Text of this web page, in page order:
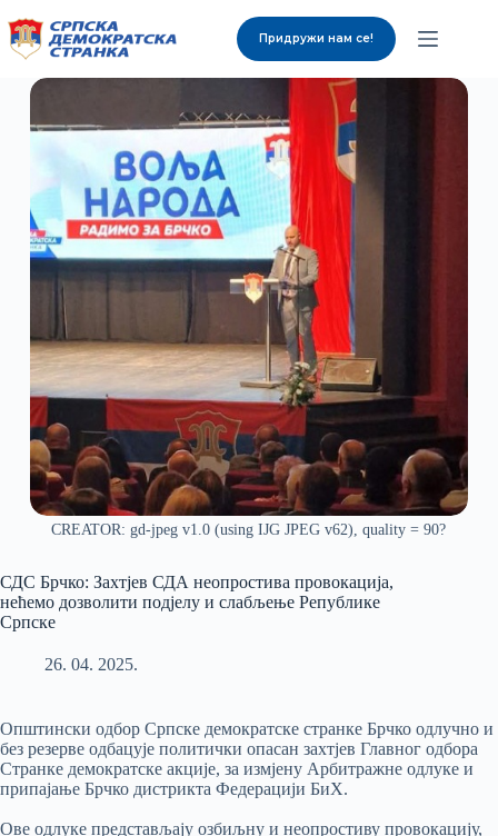
Органи странке
Вијести
Изабрани представници
Контакт
Придружи нам се!
CREATOR: gd-jpeg v1.0 (using IJG JPEG v62), quality = 90?
СДС Брчко: Захтјев СДА неопростива провокација,
нећемо дозволити подјелу и слабљење Републике
Српске
26. 04. 2025.
Општински одбор Српске демократске странке Брчко одлучно и
без резерве одбацује политички опасан захтјев Главног одбора
Странке демократске акције, за измјену Арбитражне одлуке и
припајање Брчко дистрикта Федерацији БиХ.
Ове одлуке представљају озбиљну и неопростиву провокацију,